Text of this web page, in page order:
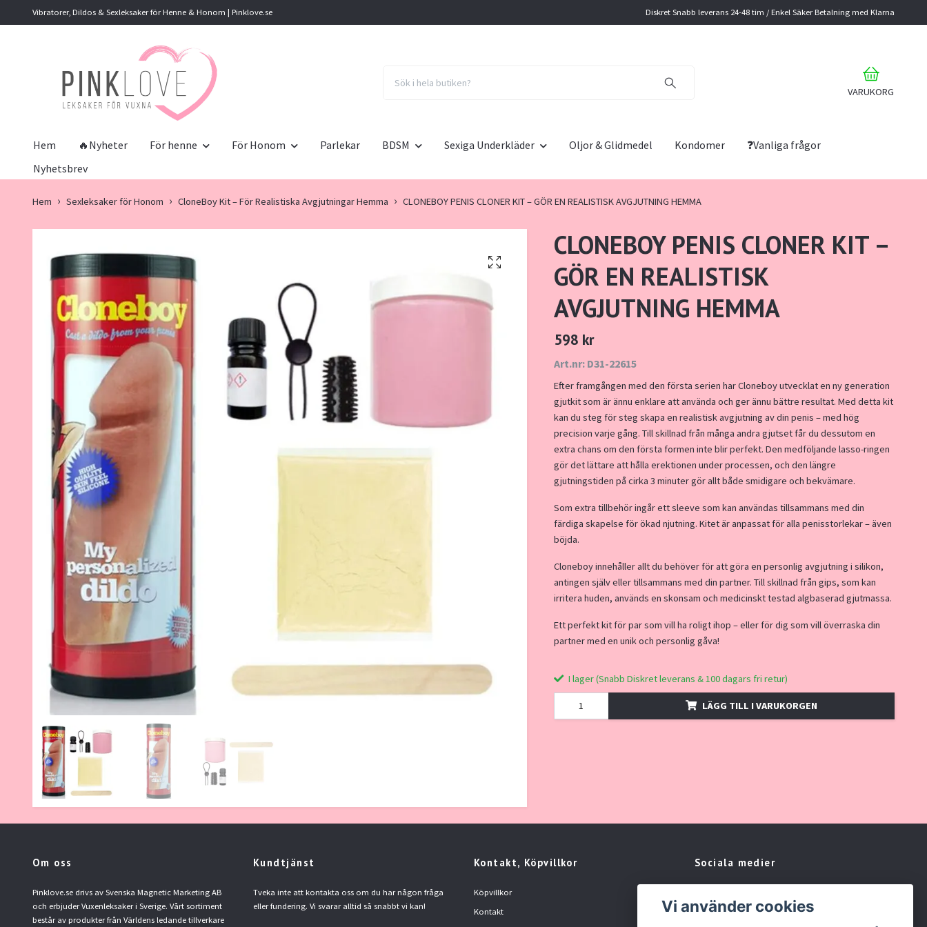
Vibratorer, Dildos & Sexleksaker för Henne & Honom | Pinklove.se Diskret Snabb leverans 24-48 tim / Enkel Säker Betalning med Klarna
VARUKORG
Hem 🔥Nyheter För henne För Honom Parlekar BDSM Sexiga Underkläder Oljor & Glidmedel Kondomer
❓Vanliga frågor
Nyhetsbrev
Hem Sexleksaker för Honom CloneBoy Kit – För Realistiska Avgjutningar Hemma CLONEBOY PENIS CLONER KIT – GÖR EN REALISTISK AVGJUTNING HEMMA
CLONEBOY PENIS CLONER KIT –
GÖR EN REALISTISK
AVGJUTNING HEMMA
598 kr
Art.nr: D31-22615
Efter framgången med den första serien har Cloneboy utvecklat en ny generation
gjutkit som är ännu enklare att använda och ger ännu bättre resultat. Med detta kit
kan du steg för steg skapa en realistisk avgjutning av din penis – med hög
precision varje gång. Till skillnad från många andra gjutset får du dessutom en
extra chans om den första formen inte blir perfekt. Den medföljande lasso-ringen
gör det lättare att hålla erektionen under processen, och den längre
gjutningstiden på cirka 3 minuter gör allt både smidigare och bekvämare.
Som extra tillbehör ingår ett sleeve som kan användas tillsammans med din
färdiga skapelse för ökad njutning. Kitet är anpassat för alla penisstorlekar – även
böjda.
Cloneboy innehåller allt du behöver för att göra en personlig avgjutning i silikon,
antingen själv eller tillsammans med din partner. Till skillnad från gips, som kan
irritera huden, används en skonsam och medicinskt testad algbaserad gjutmassa.
Ett perfekt kit för par som vill ha roligt ihop – eller för dig som vill överraska din
partner med en unik och personlig gåva!
I lager (Snabb Diskret leverans & 100 dagars fri retur)
LÄGG TILL I VARUKORGEN
Om oss
Pinklove.se drivs av Svenska Magnetic Marketing AB
och erbjuder Vuxenleksaker i Sverige. Vårt sortiment
består av produkter från Världens ledande tillverkare
Kundtjänst
Tveka inte att kontakta oss om du har någon fråga
eller fundering. Vi svarar alltid så snabbt vi kan!
Kontakt, Köpvillkor
Köpvillkor
Kontakt
Sociala medier
Instagram
Vi använder cookies